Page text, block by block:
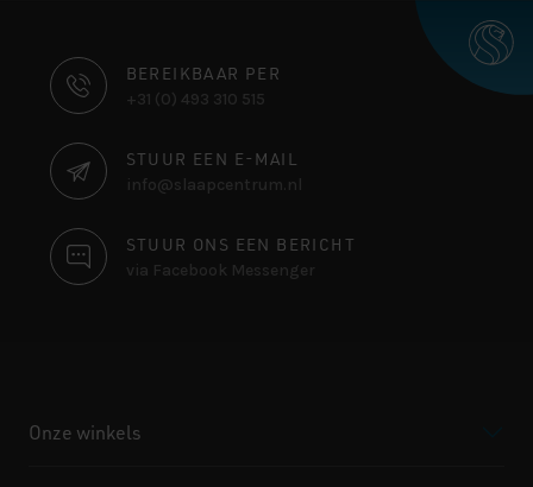
CONTACT
INFORMATIE
BEREIKBAAR PER
+31 (0) 493 310 515
STUUR EEN E-MAIL
info@slaapcentrum.nl
STUUR ONS EEN BERICHT
via Facebook Messenger
Onze winkels